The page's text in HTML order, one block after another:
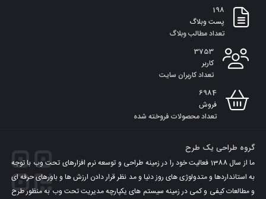
198
پست وبلاگ
تعداد مطالب وبلاگ
3753
کاربر
تعداد کاربران سایت
6984
فروش
تعداد محصولات فروخته شده
گروه طراحی یک طرح
ما از سال 1388 فعالیت خود را در زمینه طراحی و توسعه نرم افزارهای تحت وب با توجه
به استانداردها و متدولوژی های روز دنیا و مد نظر قرار دادن ارزش ها و باورهای حرفه ای
و مطالعات کیفی و کمی در زمینه سیستم های یکپارچه مدیریت تحت وب به منظور طرح